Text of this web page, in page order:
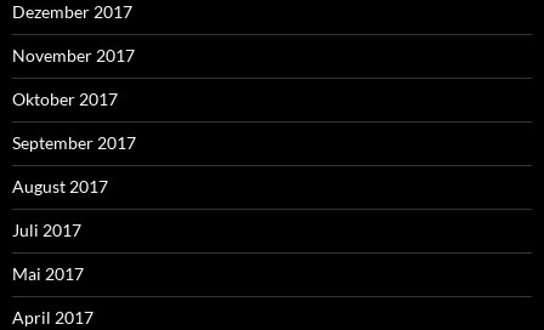
Dezember 2017
November 2017
Oktober 2017
September 2017
August 2017
Juli 2017
Mai 2017
April 2017